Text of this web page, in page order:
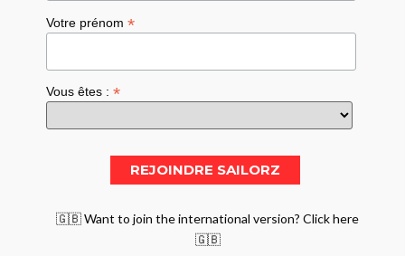
Votre prénom*
Vous êtes :*
🇬🇧 Want to join the international version? Click here
🇬🇧